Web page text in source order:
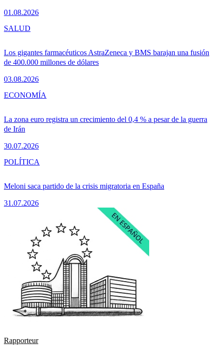
01.08.2026
Los gigantes farmacéuticos AstraZeneca y BMS barajan una fusión
de 400.000 millones de dólares
03.08.2026
SALUD
La zona euro registra un crecimiento del 0,4 % a pesar de la guerra
de Irán
30.07.2026
ECONOMÍA
Meloni saca partido de la crisis migratoria en España
31.07.2026
POLÍTICA
Rapporteur